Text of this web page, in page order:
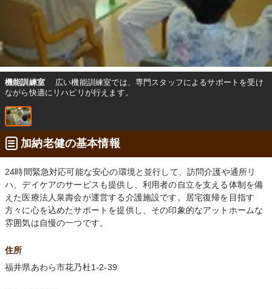
機能訓練室
広い機能訓練室では、専門スタッフによるサポートを受け
ながら快適にリハビリが行えます。
加納老健の基本情報
24時間緊急対応可能な安心の環境と並行して、訪問介護や通所リ
ハ、デイケアのサービスも提供し、利用者の自立を支える体制を備
えた医療法人泉壽会が運営する介護施設です。居宅復帰を目指す
方々に心を込めたサポートを提供し、その印象的なアットホームな
雰囲気は自慢の一つです。
住所
福井県あわら市花乃杜1-2-39